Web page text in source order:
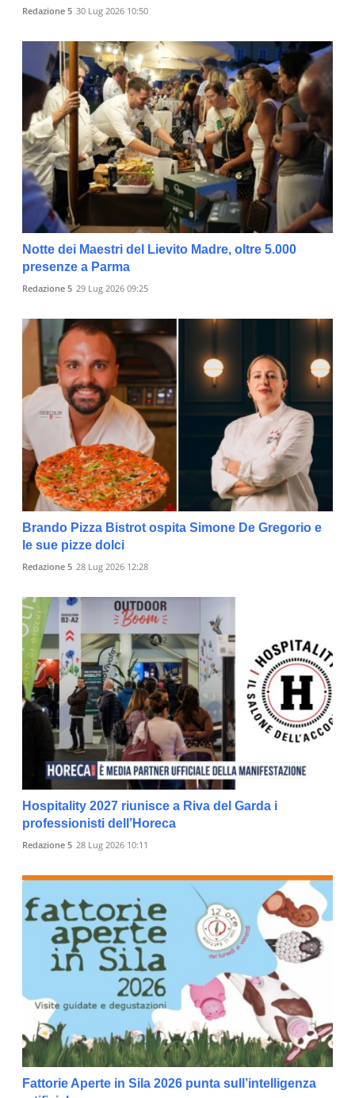
Redazione 5 30 Lug 2026 10:50
Notte dei Maestri del Lievito Madre, oltre 5.000
presenze a Parma
Redazione 5 29 Lug 2026 09:25
Brando Pizza Bistrot ospita Simone De Gregorio e
le sue pizze dolci
Redazione 5 28 Lug 2026 12:28
Hospitality 2027 riunisce a Riva del Garda i
professionisti dell’Horeca
Redazione 5 28 Lug 2026 10:11
Fattorie Aperte in Sila 2026 punta sull’intelligenza